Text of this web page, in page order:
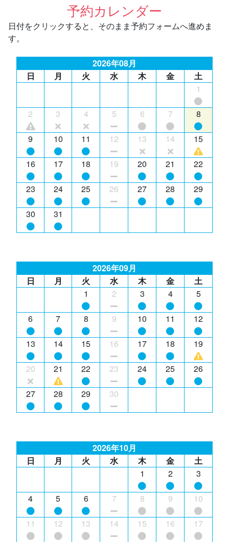
予約カレンダー
日付をクリックすると、そのまま予約フォームへ進めま
す。
2026年08月
日
月 火 水 木 金
土
1
2 3 4 5 6 7 8
9 10 11 12 13 14 15
16 17 18 19 20 21 22
23 24 25 26 27 28 29
30 31
2026年09月
日
月 火 水 木 金
土
1
2 3 4 5
6 7 8 9 10 11 12
13 14 15 16 17 18 19
20 21 22 23 24 25 26
27 28 29 30
2026年10月
日
月 火 水 木 金
土
1
2 3
4 5 6 7 8 9 10
11 12 13 14 15 16 17